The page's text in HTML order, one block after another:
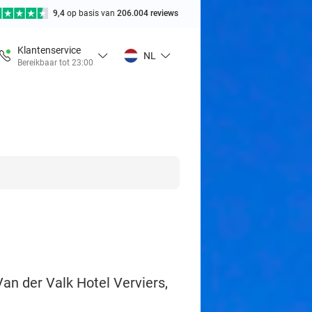
9,4 op basis van 206.004 reviews
Klantenservice
Bereikbaar tot 23:00
NL
der Valk Hotel Verviers,